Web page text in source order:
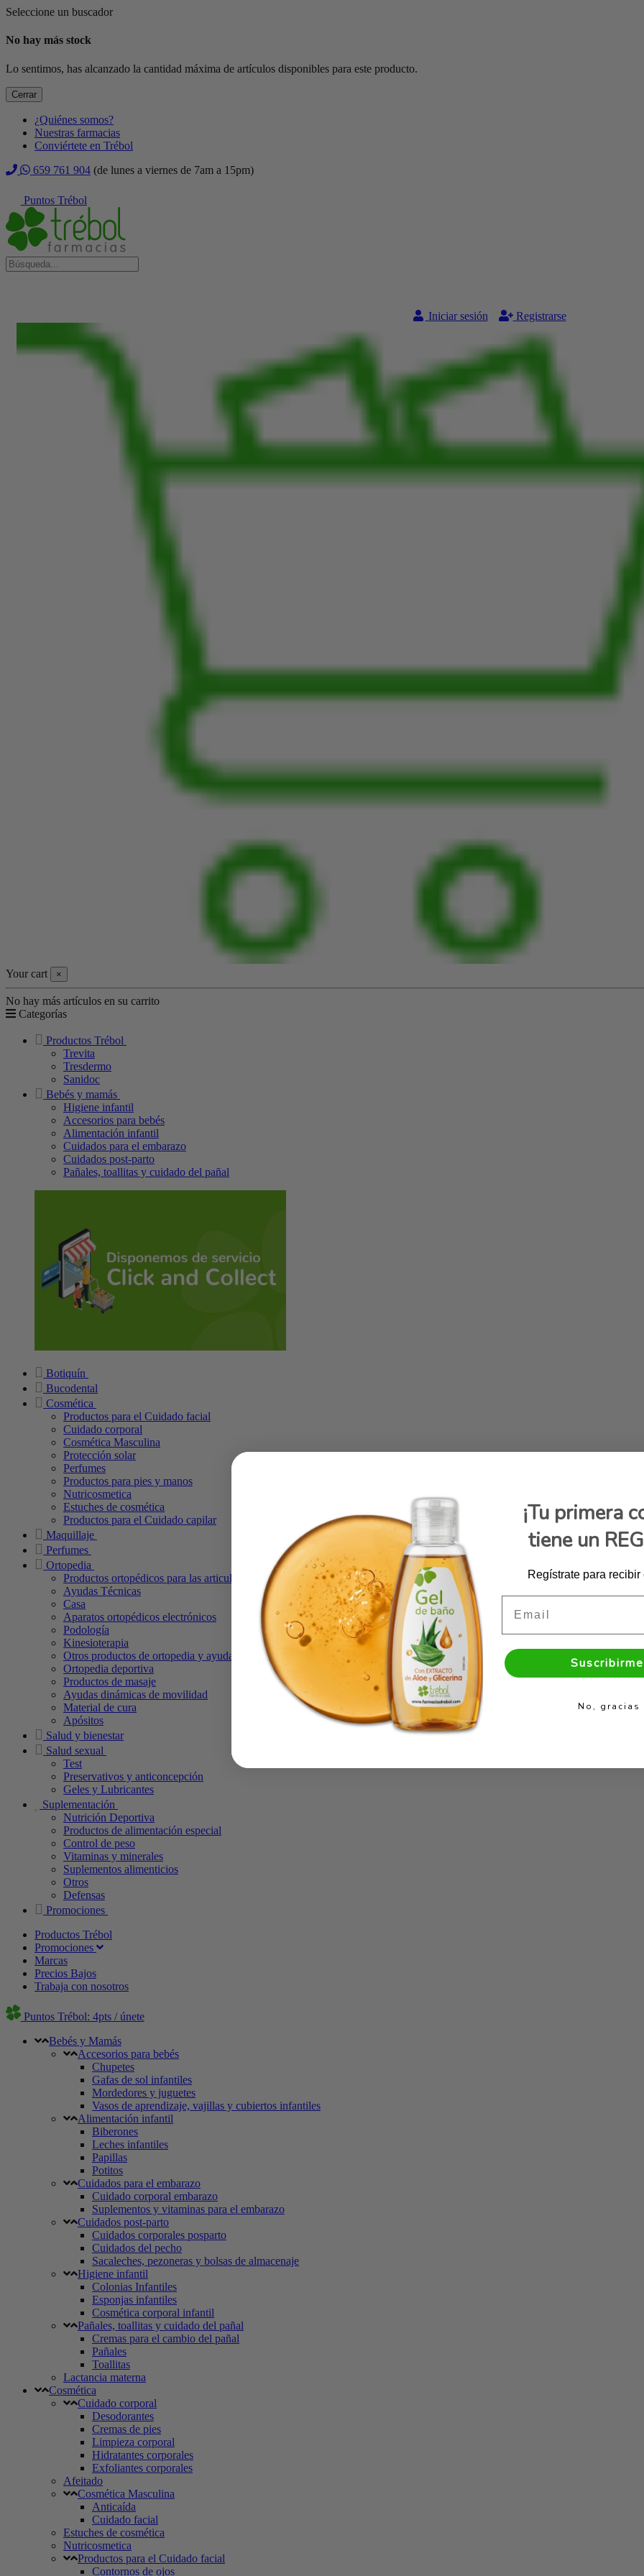
Seleccione un buscador
No hay más stock
Lo sentimos, has alcanzado la cantidad máxima de artículos disponibles para este producto.
Cerrar
¿Quiénes somos?
Nuestras farmacias
Conviértete en Trébol
659 761 904 (de lunes a viernes de 7am a 15pm)
Puntos Trébol
Iniciar sesión Registrarse
Your cart ×
No hay más artículos en su carrito
Categorías
Productos Trébol
Trevita
Tresdermo
Sanidoc
Bebés y mamás
Higiene infantil
Accesorios para bebés
Alimentación infantil
Cuidados para el embarazo
Cuidados post-parto
Pañales, toallitas y cuidado del pañal
Botiquín
Bucodental
Cosmética
Productos para el Cuidado facial
Cuidado corporal
Cosmética Masculina
Protección solar
Perfumes
Productos para pies y manos
Nutricosmetica
Estuches de cosmética
Productos para el Cuidado capilar
Maquillaje
Perfumes
Ortopedia
Productos ortopédicos para las articulaciones
Ayudas Técnicas
Casa
Aparatos ortopédicos electrónicos
Podología
Kinesioterapia
Otros productos de ortopedia y ayudas técnicas
Ortopedia deportiva
Productos de masaje
Ayudas dinámicas de movilidad
Material de cura
Apósitos
Salud y bienestar
Salud sexual
Test
Preservativos y anticoncepción
Geles y Lubricantes
Suplementación
Nutrición Deportiva
Productos de alimentación especial
Control de peso
Vitaminas y minerales
Suplementos alimenticios
Otros
Defensas
Promociones
Productos Trébol
Promociones
Marcas
Precios Bajos
Trabaja con nosotros
Puntos Trébol: 4pts / únete
Bebés y Mamás
Accesorios para bebés
Chupetes
Gafas de sol infantiles
Mordedores y juguetes
Vasos de aprendizaje, vajillas y cubiertos infantiles
Alimentación infantil
Biberones
Leches infantiles
Papillas
Potitos
Cuidados para el embarazo
Cuidado corporal embarazo
Suplementos y vitaminas para el embarazo
Cuidados post-parto
Cuidados corporales posparto
Cuidados del pecho
Sacaleches, pezoneras y bolsas de almacenaje
Higiene infantil
Colonias Infantiles
Esponjas infantiles
Cosmética corporal infantil
Pañales, toallitas y cuidado del pañal
Cremas para el cambio del pañal
Pañales
Toallitas
Lactancia materna
Cosmética
Cuidado corporal
Desodorantes
Cremas de pies
Limpieza corporal
Hidratantes corporales
Exfoliantes corporales
Afeitado
Cosmética Masculina
Anticaída
Cuidado facial
Estuches de cosmética
Nutricosmetica
Productos para el Cuidado facial
Contornos de ojos
¡Tu primera
tiene un
Regístrate para
No, gracias